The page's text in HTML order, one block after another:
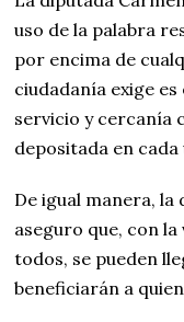
uso de la palabra
por encima de
ciudadanía exige
servicio y cercanía
depositada en
De igual manera, la
aseguro que, con
todos, se pueden
beneficiarán a